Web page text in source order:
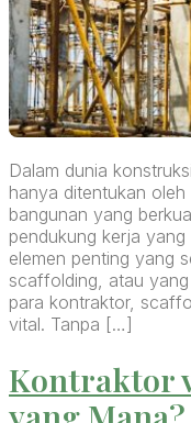
Dalam dunia
hanya ditentukan
bangunan yang
pendukung kerja
elemen penting yang
scaffolding, atau
para kontraktor,
vital. Tanpa […]
Kontraktor